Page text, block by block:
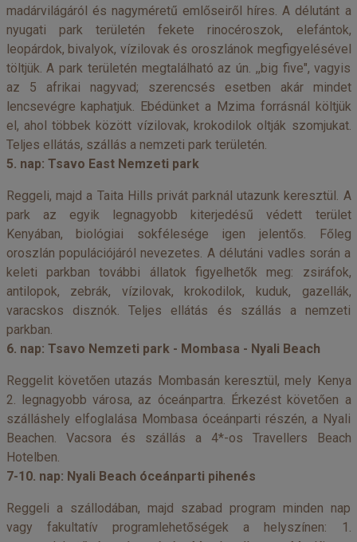
madárvilágáról és nagyméretű emlőseiről híres. A délutánt a
nyugati park területén fekete rinocéroszok, elefántok,
leopárdok, bivalyok, vízilovak és oroszlánok megfigyelésével
töltjük. A park területén megtalálható az ún. ,,big five", vagyis
az 5 afrikai nagyvad; szerencsés esetben akár mindet
lencsevégre kaphatjuk. Ebédünket a Mzima forrásnál költjük
el, ahol többek között vízilovak, krokodilok oltják szomjukat.
Teljes ellátás, szállás a nemzeti park területén.
5. nap: Tsavo East Nemzeti park
Reggeli, majd a Taita Hills privát parknál utazunk keresztül. A
park az egyik legnagyobb kiterjedésű védett terület
Kenyában, biológiai sokfélesége igen jelentős. Főleg
oroszlán populációjáról nevezetes. A délutáni vadles során a
keleti parkban további állatok figyelhetők meg: zsiráfok,
antilopok, zebrák, vízilovak, krokodilok, kuduk, gazellák,
varacskos disznók. Teljes ellátás és szállás a nemzeti
parkban.
6. nap: Tsavo Nemzeti park - Mombasa - Nyali Beach
Reggelit követően utazás Mombasán keresztül, mely Kenya
2. legnagyobb városa, az óceánpartra. Érkezést követően a
szálláshely elfoglalása Mombasa óceánparti részén, a Nyali
Beachen. Vacsora és szállás a 4*-os Travellers Beach
Hotelben.
7-10. nap: Nyali Beach óceánparti pihenés
Reggeli a szállodában, majd szabad program minden nap
vagy fakultatív programlehetőségek a helyszínen: 1.